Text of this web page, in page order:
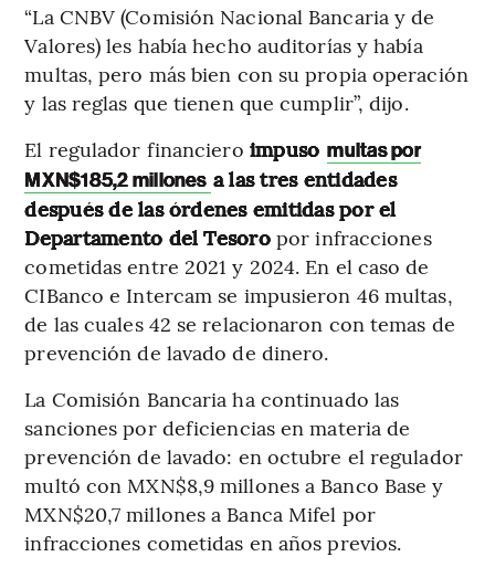
“La CNBV (Comisión Nacional Bancaria y de
Valores) les había hecho auditorías y había
multas, pero más bien con su propia operación
y las reglas que tienen que cumplir”, dijo.
El regulador financiero impuso multas por
MXN$185,2 millones a las tres entidades
después de las órdenes emitidas por el
Departamento del Tesoropor infracciones
cometidas entre 2021 y 2024. En el caso de
CIBanco e Intercam se impusieron 46 multas,
de las cuales 42 se relacionaron con temas de
prevención de lavado de dinero.
La Comisión Bancaria ha continuado las
sanciones por deficiencias en materia de
prevención de lavado: en octubre el regulador
multó con MXN$8,9 millones a Banco Base y
MXN$20,7 millones a Banca Mifel por
infracciones cometidas en años previos.